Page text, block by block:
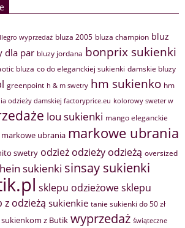
wyprzedaż bluza 2005 bluza champion bluz
dla par bluzy jordana bonprix sukienki
bluza co do eleganckiej sukienki damskie bluzy
greenpoint h & m swetry hm sukienko hm
odzieży damskiej factoryprice.eu kolorowy sweter w
lou sukienki mango eleganckie
markowe ubrania markowe ubrania
swetry odzież odzieży odzieżą oversized
sukienki sinsay sukienki
sklepu odzieżowesklepu
z odzieżą sukienkie tanie sukienki do 50 zł
z Butik wyprzedaż świąteczne